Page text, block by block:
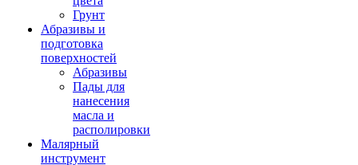
Грунт
Абразивы и
подготовка
поверхностей
Абразивы
Пады для
нанесения
масла и
располировки
Малярный
инструмент